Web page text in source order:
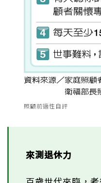
照顧前適性自評
來測退休力